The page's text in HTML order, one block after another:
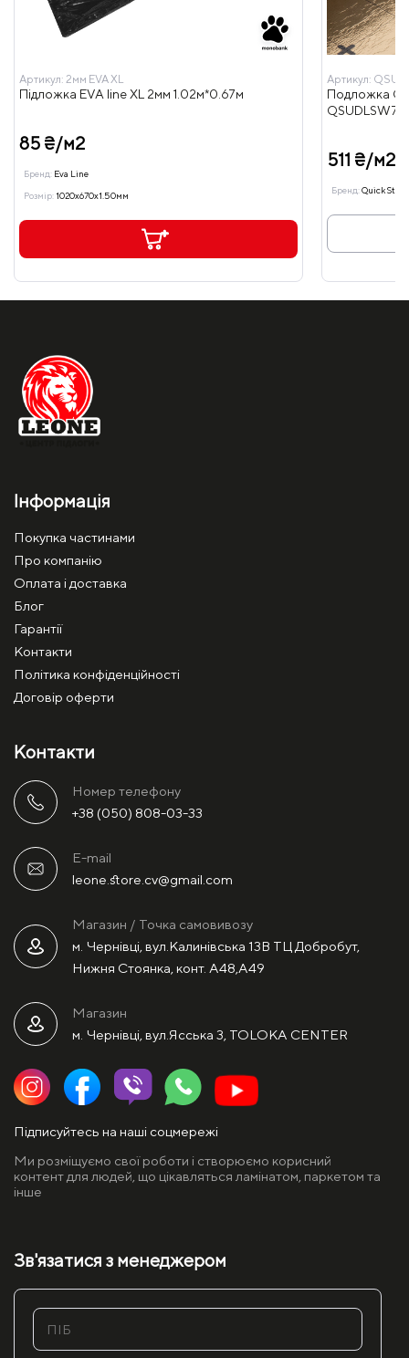
Артикул: 2мм EVA XL
Підложка EVA line XL 2мм 1.02м*0.67м
85 ₴/м2
Бренд: Eva Line
Розмір:1020x670x1.50мм
Артикул:
Подложка
QSUDLSW7
511 ₴/м2
Бренд:Quick Step
Інформація
Покупка частинами
Про компанію
Оплата і доставка
Блог
Гарантії
Контакти
Політика конфіденційності
Договір оферти
Контакти
Номер телефону
+38 (050) 808-03-33
E-mail
leone.store.cv@gmail.com
Магазин / Точка самовивозу
м. Чернівці, вул.Калинівська 13В ТЦ Добробут,
Нижня Стоянка, конт. А48,А49
Магазин
м. Чернівці, вул.Ясська 3, TOLOKA CENTER
Підписуйтесь на наші соцмережі
Ми розміщуємо свої роботи і створюємо корисний
контент для людей, що цікавляться ламінатом, паркетом та
інше
Зв'язатися з менеджером